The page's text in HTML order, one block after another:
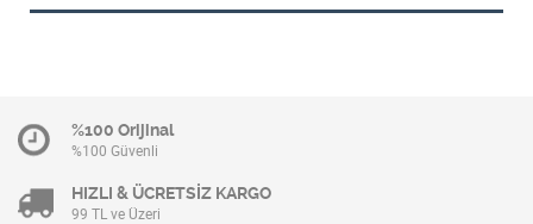
%100 Orijinal
%100 Güvenli
HIZLI & ÜCRETSİZ KARGO
99 TL ve Üzeri